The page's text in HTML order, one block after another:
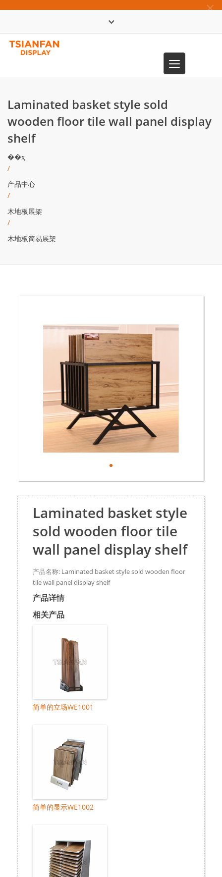
×
Toggle
navigation
Laminated basket style sold
wooden floor tile wall panel display
shelf
��ҳ
/
产品中心
/
木地板展架
/
木地板简易展架
Laminated basket style
sold wooden floor tile
wall panel display shelf
产品名称: Laminated basket style sold wooden floor
tile wall panel display shelf
产品详情
相关产品
简单的立场WE1001
简单的显示WE1002